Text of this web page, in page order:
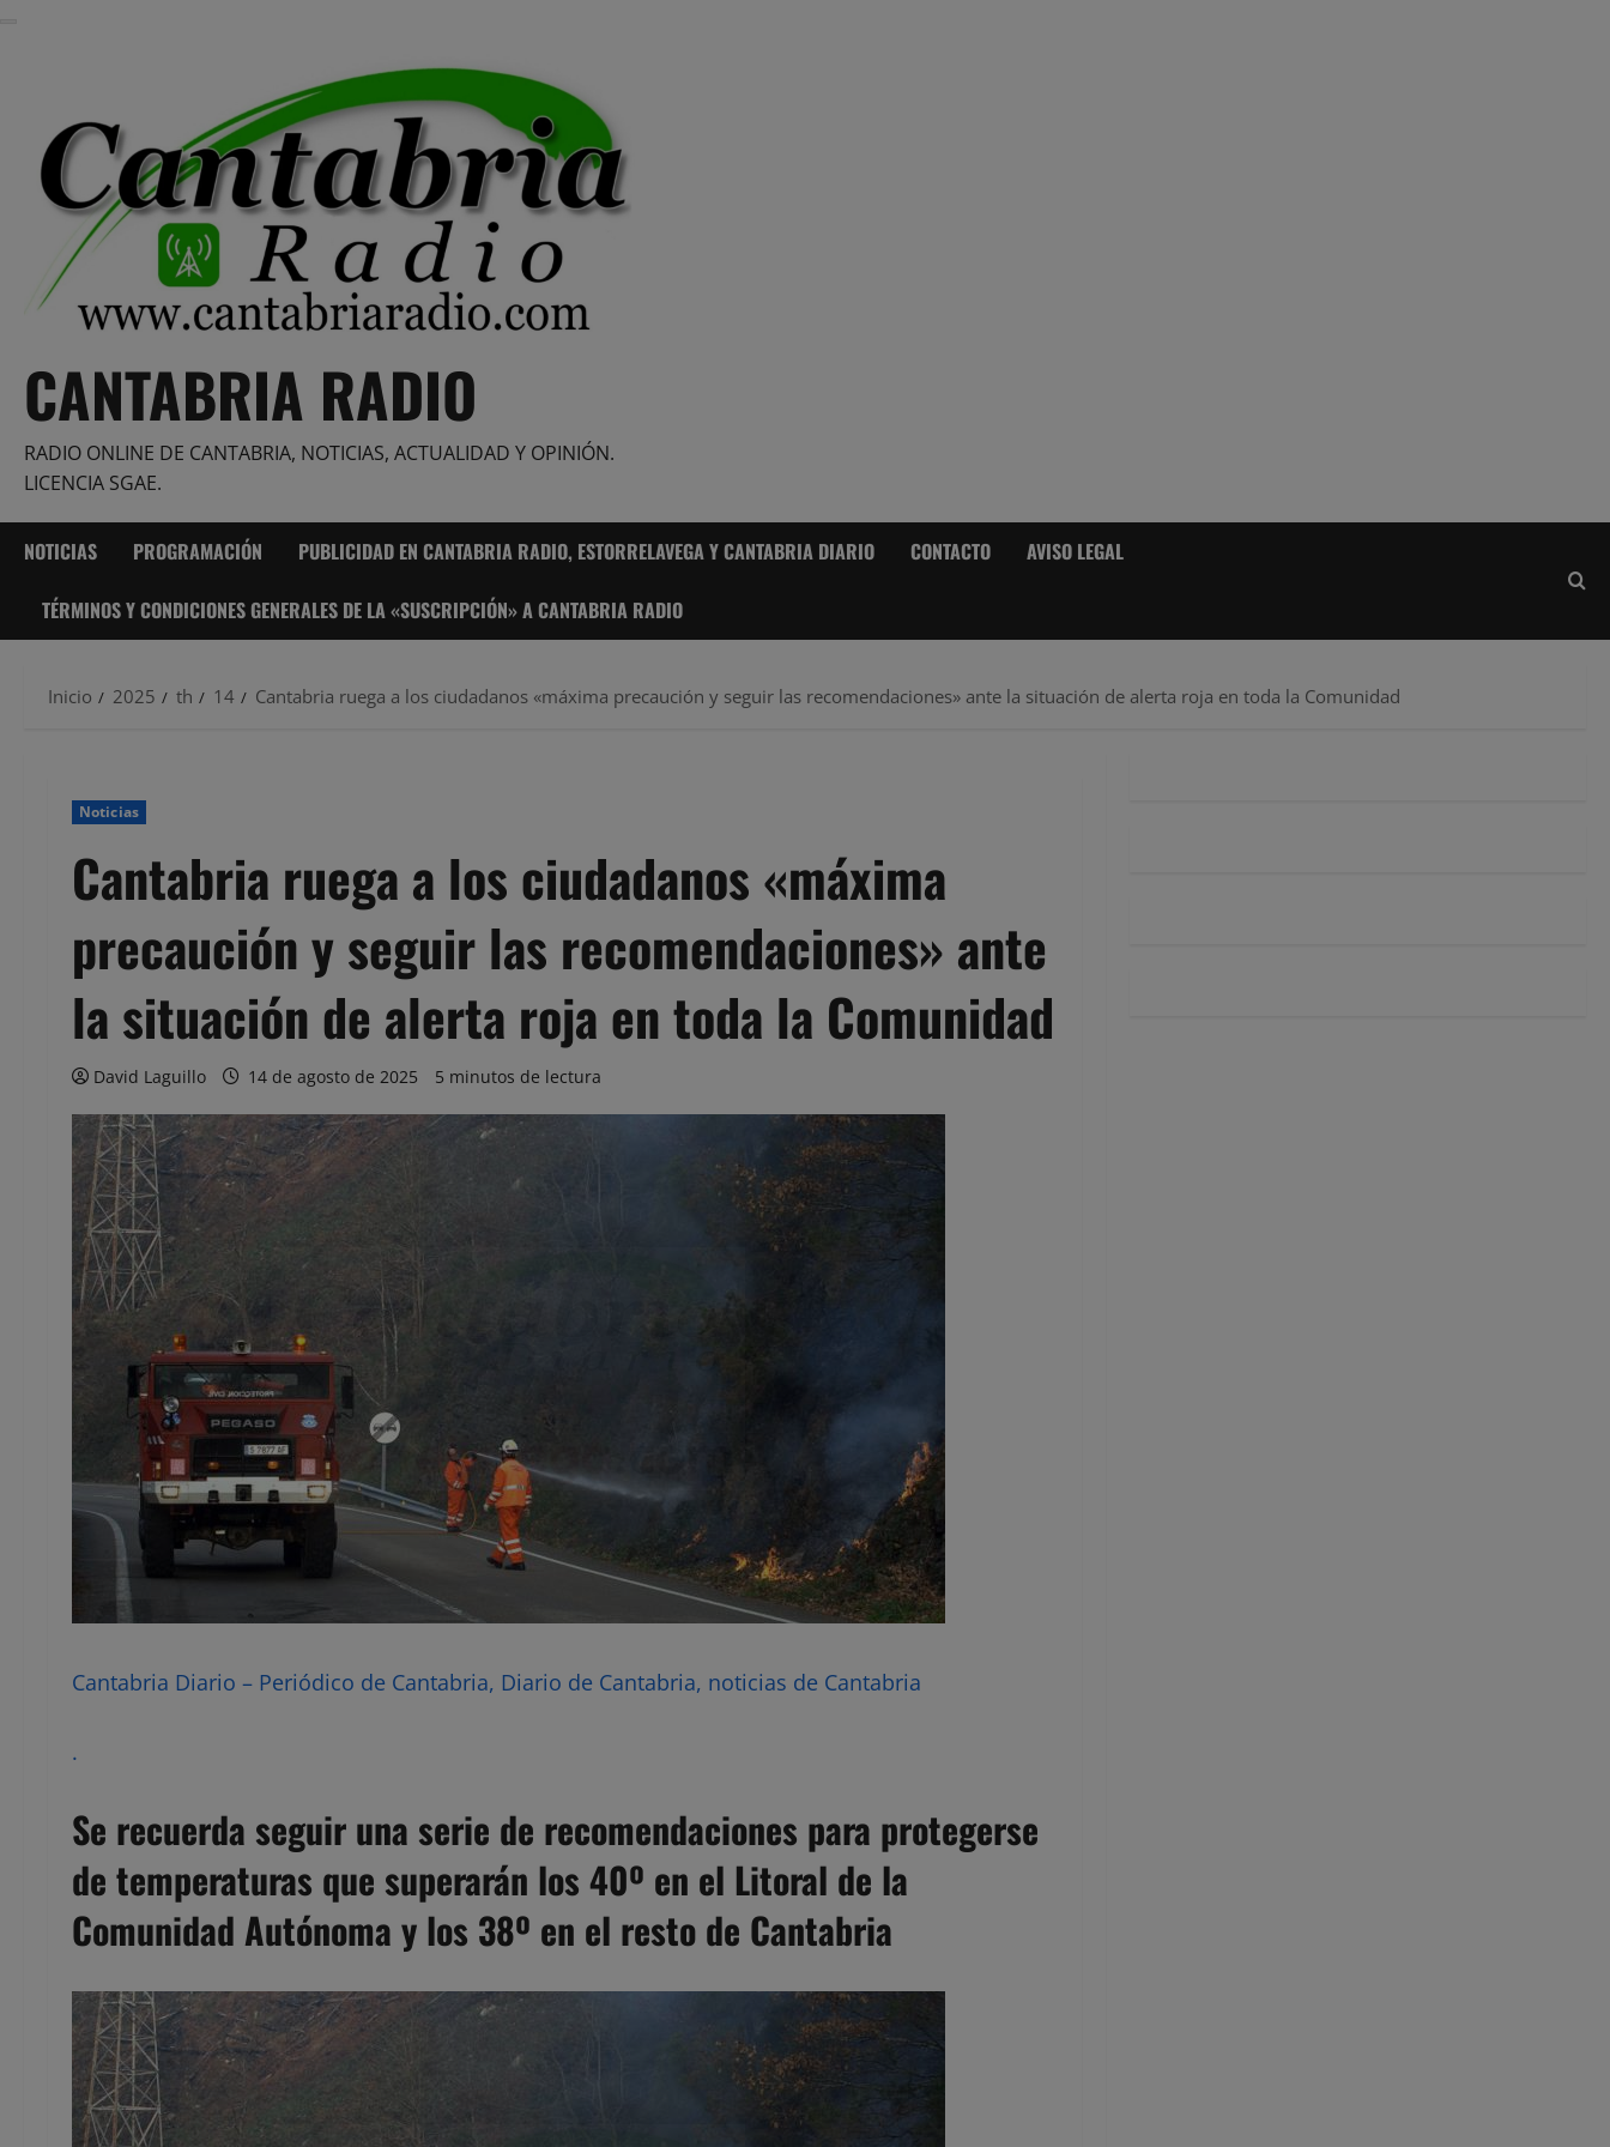
CANTABRIA RADIO
RADIO ONLINE DE CANTABRIA, NOTICIAS, ACTUALIDAD Y OPINIÓN.
LICENCIA SGAE.
NOTICIAS PROGRAMACIÓN PUBLICIDAD EN CANTABRIA RADIO, ESTORRELAVEGA Y CANTABRIA DIARIO CONTACTO AVISO LEGAL
TÉRMINOS Y CONDICIONES GENERALES DE LA «SUSCRIPCIÓN» A CANTABRIA RADIO
Inicio 2025 th 14 Cantabria ruega a los ciudadanos «máxima precaución y seguir las recomendaciones» ante la situación de alerta roja en toda la Comunidad
Noticias
Cantabria ruega a los ciudadanos «máxima
precaución y seguir las recomendaciones» ante
la situación de alerta roja en toda la Comunidad
David Laguillo 14 de agosto de 2025 5 minutos de lectura
Cantabria Diario – Periódico de Cantabria, Diario de Cantabria, noticias de Cantabria
.
Se recuerda seguir una serie de recomendaciones para protegerse
de temperaturas que superarán los 40º en el Litoral de la
Comunidad Autónoma y los 38º en el resto de Cantabria